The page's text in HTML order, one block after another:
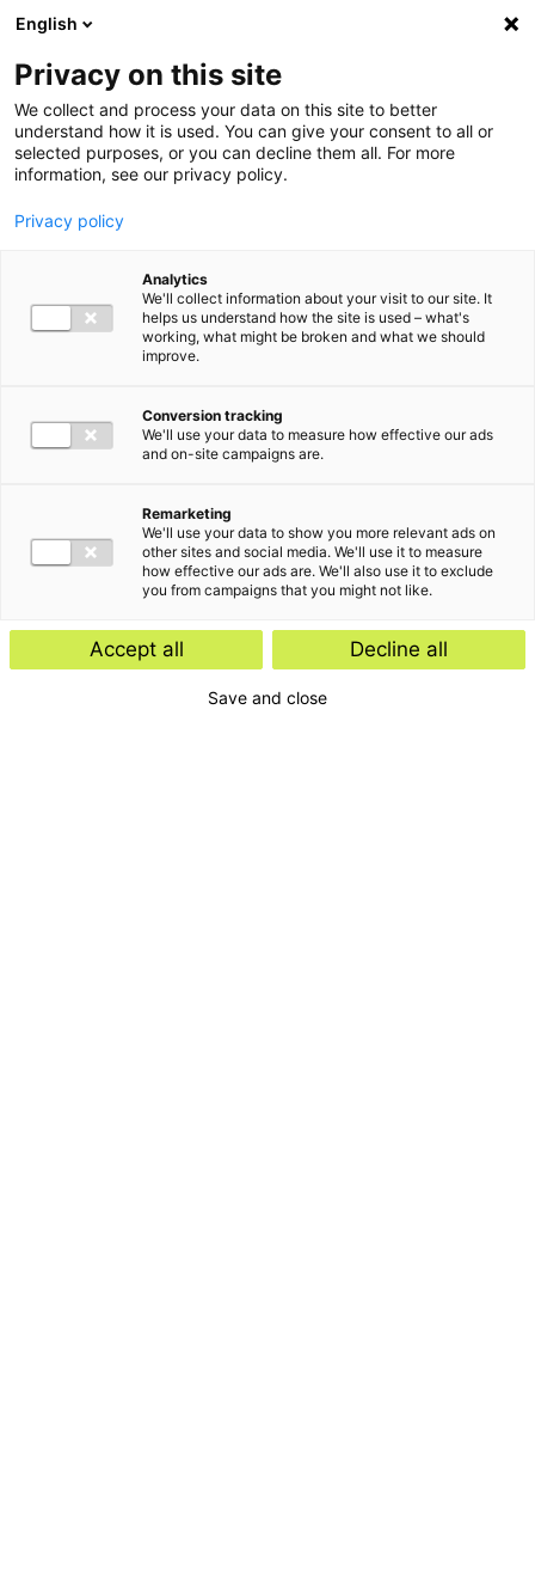
Ga direct naar de inhoud
English
Privacy on this site
We collect and process your data on this site to better
understand how it is used. You can give your consent to all or
selected purposes, or you can decline them all. For more
information, see our privacy policy.
Privacy policy
Analytics
We'll collect information about your visit to our site. It
helps us understand how the site is used – what's
working, what might be broken and what we should
improve.
Conversion tracking
We'll use your data to measure how effective our ads
and on-site campaigns are.
Remarketing
We'll use your data to show you more relevant ads on
other sites and social media. We'll use it to measure
how effective our ads are. We'll also use it to exclude
you from campaigns that you might not like.
Accept all Decline all
Save and close